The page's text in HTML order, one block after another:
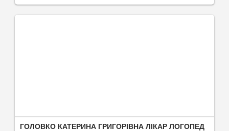
ГОЛОВКО КАТЕРИНА ГРИГОРІВНА ЛІКАР ЛОГОПЕД